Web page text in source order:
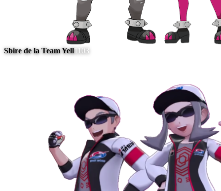
Sbire de la Team Yell1103